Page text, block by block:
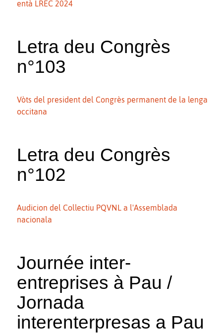
entà LREC 2024
Letra deu Congrès
n°103
Vòts del president del Congrès permanent de la lenga
occitana
Letra deu Congrès
n°102
Audicion del Collectiu PQVNL a l'Assemblada
nacionala
Journée inter-
entreprises à Pau /
Jornada
interenterpresas a Pau